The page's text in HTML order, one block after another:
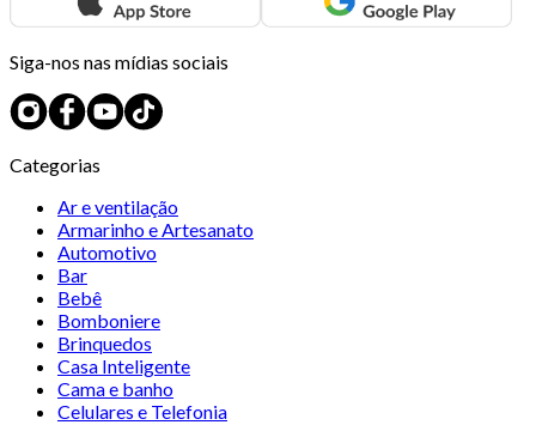
Siga-nos nas mídias sociais
Categorias
Ar e ventilação
Armarinho e Artesanato
Automotivo
Bar
Bebê
Bomboniere
Brinquedos
Casa Inteligente
Cama e banho
Celulares e Telefonia